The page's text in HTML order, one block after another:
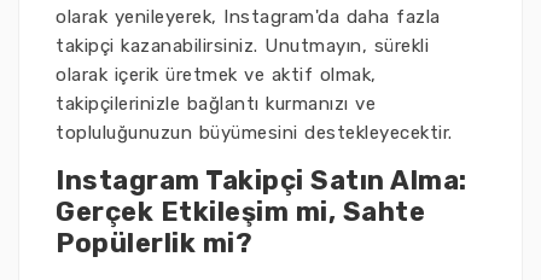
olarak yenileyerek, Instagram'da daha fazla
takipçi kazanabilirsiniz. Unutmayın, sürekli
olarak içerik üretmek ve aktif olmak,
takipçilerinizle bağlantı kurmanızı ve
topluluğunuzun büyümesini destekleyecektir.
Instagram Takipçi Satın Alma:
Gerçek Etkileşim mi, Sahte
Popülerlik mi?